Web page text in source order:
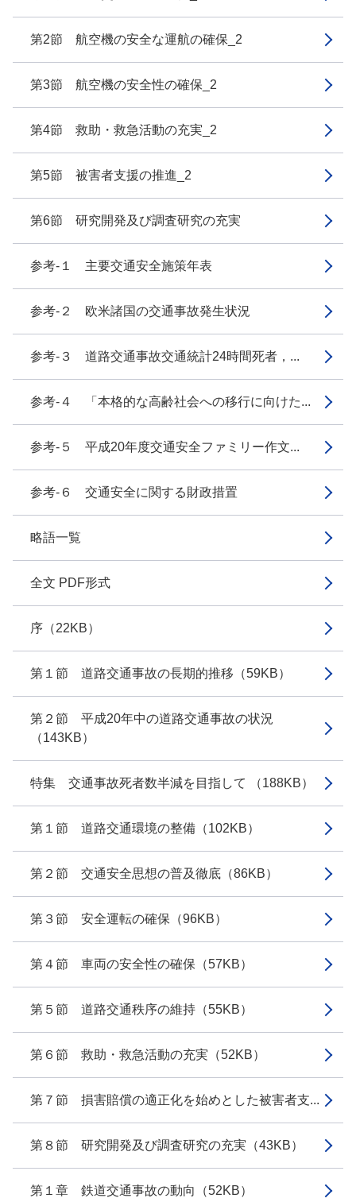
第2節 航空機の安全な運航の確保_2
第3節 航空機の安全性の確保_2
第4節 救助・救急活動の充実_2
第5節 被害者支援の推進_2
第6節 研究開発及び調査研究の充実
参考-１ 主要交通安全施策年表
参考-２ 欧米諸国の交通事故発生状況
参考-３ 道路交通事故交通統計24時間死者，...
参考-４ 「本格的な高齢社会への移行に向けた...
参考-５ 平成20年度交通安全ファミリー作文...
参考-６ 交通安全に関する財政措置
略語一覧
全文 PDF形式
序（22KB）
第１節 道路交通事故の長期的推移（59KB）
第２節 平成20年中の道路交通事故の状況
（143KB）
特集 交通事故死者数半減を目指して （188KB）
第１節 道路交通環境の整備（102KB）
第２節 交通安全思想の普及徹底（86KB）
第３節 安全運転の確保（96KB）
第４節 車両の安全性の確保（57KB）
第５節 道路交通秩序の維持（55KB）
第６節 救助・救急活動の充実（52KB）
第７節 損害賠償の適正化を始めとした被害者支...
第８節 研究開発及び調査研究の充実（43KB）
第１章 鉄道交通事故の動向（52KB）